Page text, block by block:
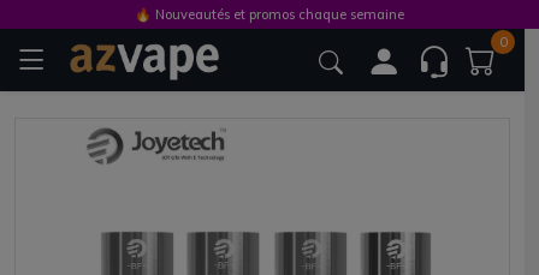
0
🔥 Nouveautés et promos chaque semaine